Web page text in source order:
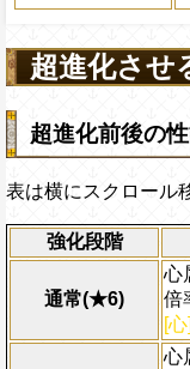
超進化させ
超進化前後の
表は横にスクロール
強化段階
通常(★6)
心
倍
[心]
心